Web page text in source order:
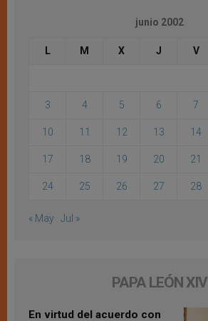
junio 2002
L M X J V
3 4 5 6 7
10 11 12 13 14
17 18 19 20 21
24 25 26 27 28
« May Jul »
PAPA LEÓN XIV
En virtud del acuerdo con